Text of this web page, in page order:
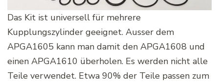
Das Kit ist universell für mehrere
Kupplungszylinder geeignet. Ausser dem
APGA1605 kann man damit den APGA1608 und
einen APGA1610 überholen. Es werden nicht alle
Teile verwendet. Etwa 90% der Teile passen zum